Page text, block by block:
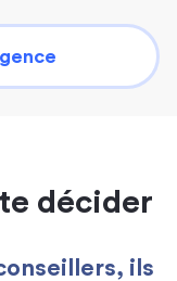
décider
ils